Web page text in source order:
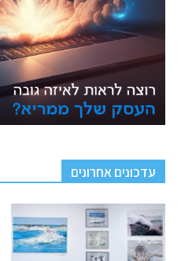
עדכונים אחרונים